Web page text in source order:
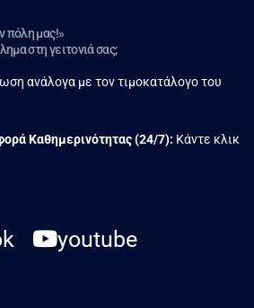
πόλη μας!»
στη γειτονιά σας;
ανάλογα με τον τιμοκατάλογο του
Kαθημερινότητας (24/7): Κάντε κλικ
youtube